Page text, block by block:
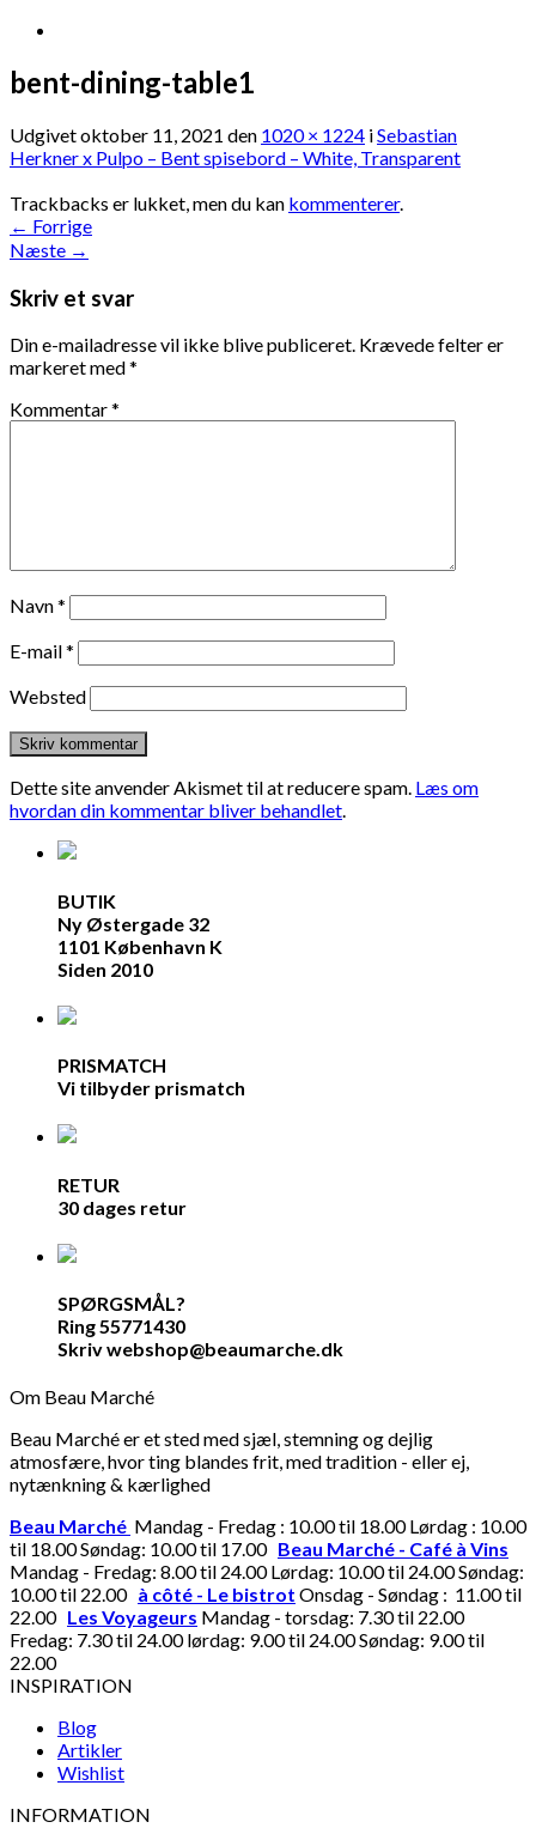
bent-dining-table1
Udgivetoktober 11, 2021 den 1020 × 1224 iSebastian
Herkner x Pulpo – Bent spisebord – White, Transparent
Trackbacks er lukket, men du kan kommenterer.
← Forrige
Næste →
Skriv et svar
Din e-mailadresse vil ikke blive publiceret. Krævede felter er
markeret med*
Kommentar*
Navn*
E-mail*
Websted
Dette site anvender Akismet til at reducere spam. Læs om
hvordan din kommentar bliver behandlet.
BUTIK
Ny Østergade 32
1101 København K
Siden 2010
PRISMATCH
Vi tilbyder prismatch
RETUR
30 dages retur
SPØRGSMÅL?
Ring 55771430
Skriv webshop@beaumarche.dk
Om Beau Marché
Beau Marché er et sted med sjæl, stemning og dejlig
atmosfære, hvor ting blandes frit, med tradition - eller ej,
nytænkning & kærlighed
Beau Marché Mandag - Fredag : 10.00 til 18.00 Lørdag : 10.00
til 18.00 Søndag: 10.00 til 17.00 Beau Marché - Café à Vins
Mandag - Fredag: 8.00 til 24.00 Lørdag: 10.00 til 24.00 Søndag:
10.00 til 22.00 à côté - Le bistrot Onsdag - Søndag : 11.00 til
22.00 Les Voyageurs Mandag - torsdag: 7.30 til 22.00
Fredag: 7.30 til 24.00 lørdag: 9.00 til 24.00 Søndag: 9.00 til
22.00
INSPIRATION
Blog
Artikler
Wishlist
INFORMATION